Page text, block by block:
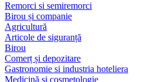
Remorci si semiremorci
Birou și companie
Agricultură
Articole de siguranță
Birou
Comerț și depozitare
Gastronomie si industria hoteliera
Medicină și cosmetologie